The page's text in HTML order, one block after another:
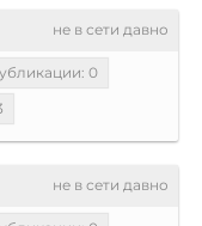
не в сети давно
0
не в сети давно